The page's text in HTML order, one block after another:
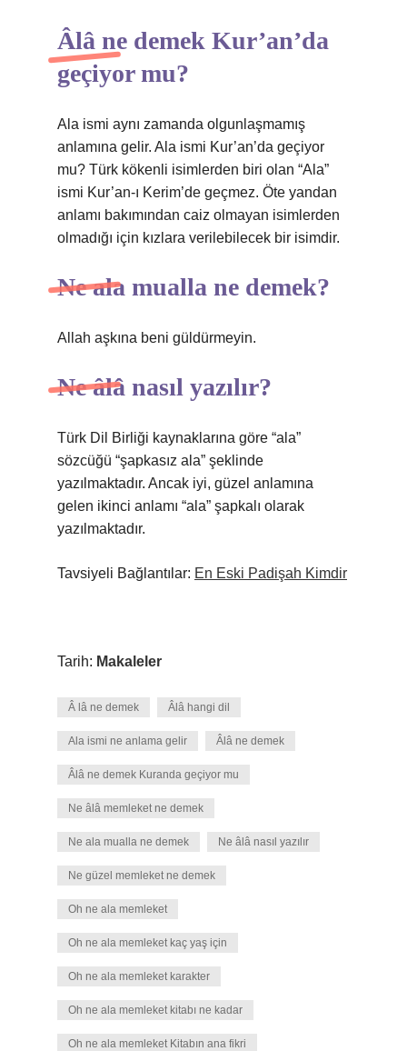
Âlâ ne demek Kur’an’da
geçiyor mu?
Ala ismi aynı zamanda olgunlaşmamış
anlamına gelir. Ala ismi Kur’an’da geçiyor
mu? Türk kökenli isimlerden biri olan “Ala”
ismi Kur’an-ı Kerim’de geçmez. Öte yandan
anlamı bakımından caiz olmayan isimlerden
olmadığı için kızlara verilebilecek bir isimdir.
Ne ala mualla ne demek?
Allah aşkına beni güldürmeyin.
Ne âlâ nasıl yazılır?
Türk Dil Birliği kaynaklarına göre “ala”
sözcüğü “şapkasız ala” şeklinde
yazılmaktadır. Ancak iyi, güzel anlamına
gelen ikinci anlamı “ala” şapkalı olarak
yazılmaktadır.
Tavsiyeli Bağlantılar: En Eski Padişah Kimdir
Tarih: Makaleler
Â lâ ne demek Âlâ hangi dil
Ala ismi ne anlama gelir Âlâ ne demek
Âlâ ne demek Kuranda geçiyor mu
Ne âlâ memleket ne demek
Ne ala mualla ne demek Ne âlâ nasıl yazılır
Ne güzel memleket ne demek
Oh ne ala memleket
Oh ne ala memleket kaç yaş için
Oh ne ala memleket karakter
Oh ne ala memleket kitabı ne kadar
Oh ne ala memleket Kitabın ana fikri